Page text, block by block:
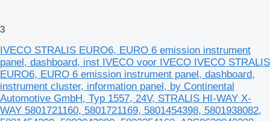
3
IVECO STRALIS EURO6, EURO 6 emission instrument
panel, dashboard, inst IVECO voor IVECO IVECO STRALIS
EURO6, EURO 6 emission instrument panel, dashboard,
instrument cluster, information panel, by Continental
Automotive GmbH, Typ 1557, 24V, STRALIS HI-WAY X-
WAY 5801721160, 5801721169, 5801454398, 5801938082,